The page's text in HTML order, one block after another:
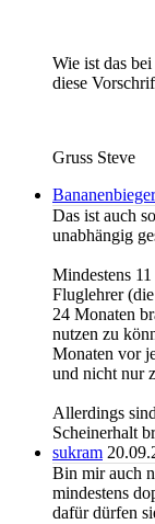
Wie ist das
diese
Gruss Steve
Bananenbieger
Das ist auch
unabhängig
Mindestens
Fluglehrer
24 Monaten
nutzen zu
Monaten vor
und nicht nur
Allerdings
Scheinerhalt
sukram
Bin mir auch
mindestens
dafür dürfen